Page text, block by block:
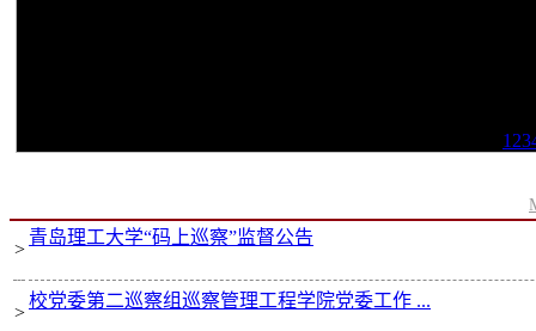
1 23
>
青岛理工大学“码上巡察”监督公告
>
校党委第二巡察组巡察管理工程学院党委工作 ...